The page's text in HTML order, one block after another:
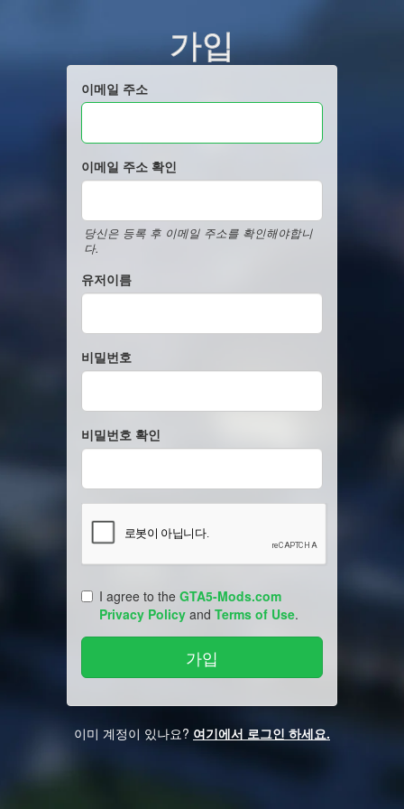
가입
이메일 주소
이메일 주소 확인
당신은 등록 후 이메일 주소를 확인해야합니
다.
유저이름
비밀번호
비밀번호 확인
I agree to the GTA5-Mods.com
Privacy Policy and Terms of Use.
이미 계정이 있나요? 여기에서 로그인 하세요.